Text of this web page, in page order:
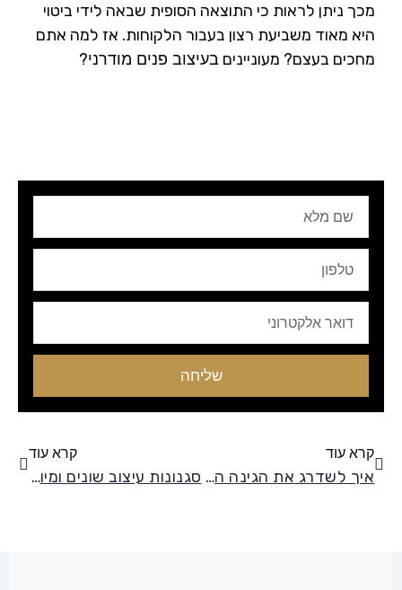
מכך ניתן לראות כי התוצאה הסופית שבאה לידי ביטוי
היא מאוד משביעת רצון בעבור הלקוחות. אז למה אתם
מחכים בעצם? מעוניינים בעיצוב פנים מודרני?
טלפון
שליחה
קרא עוד
איך לשדרג את הגינה הפרטית?
קרא עוד
סגנונות עיצוב שונים ומיוחדים